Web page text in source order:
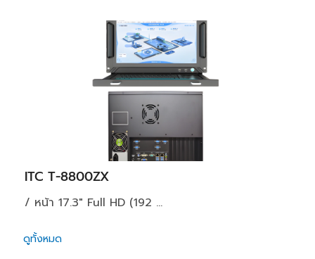
ITC T-8800ZX
/ หน้า 17.3" Full HD (192 ...
ดูทั้งหมด